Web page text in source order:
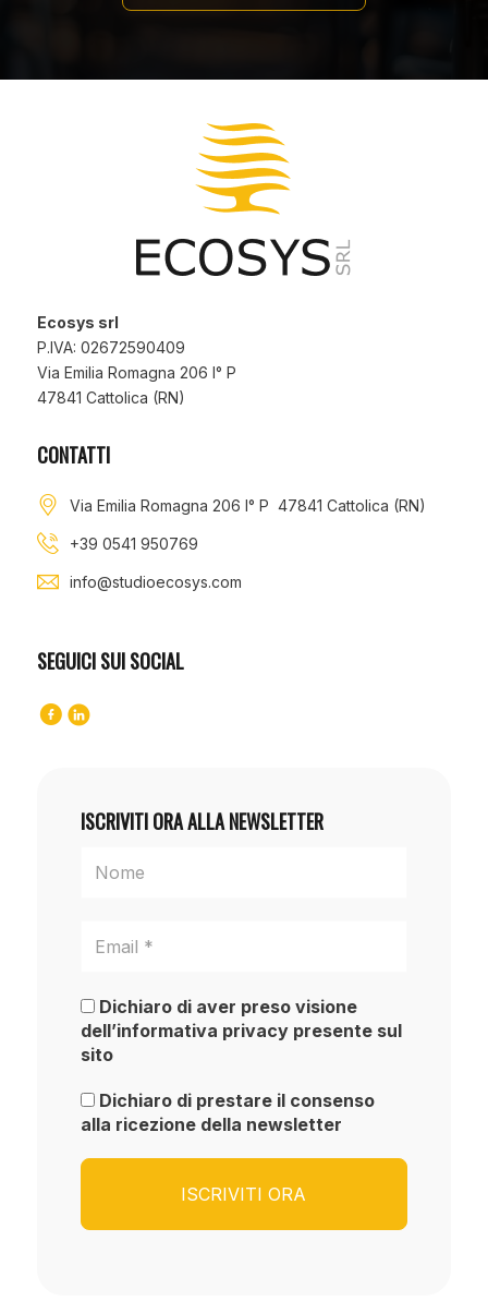
Ecosys srl
P.IVA: 02672590409
Via Emilia Romagna 206 I° P
47841 Cattolica (RN)
CONTATTI
Via Emilia Romagna 206 I° P 47841 Cattolica (RN)
+39 0541 950769
info@studioecosys.com
SEGUICI SUI SOCIAL
ISCRIVITI ORA ALLA NEWSLETTER
Dichiaro di aver preso visione
dell’informativa privacy presente sul
sito
Dichiaro di prestare il consenso
alla ricezione della newsletter